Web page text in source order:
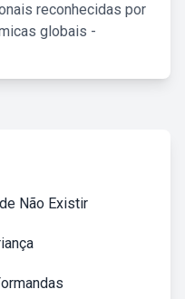
reconhecidas por
globais -
Não Existir